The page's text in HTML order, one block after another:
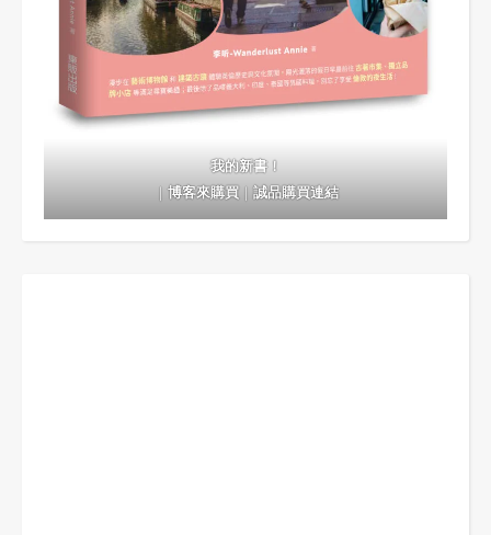
我的新書！
｜博客來購買｜誠品購買連結